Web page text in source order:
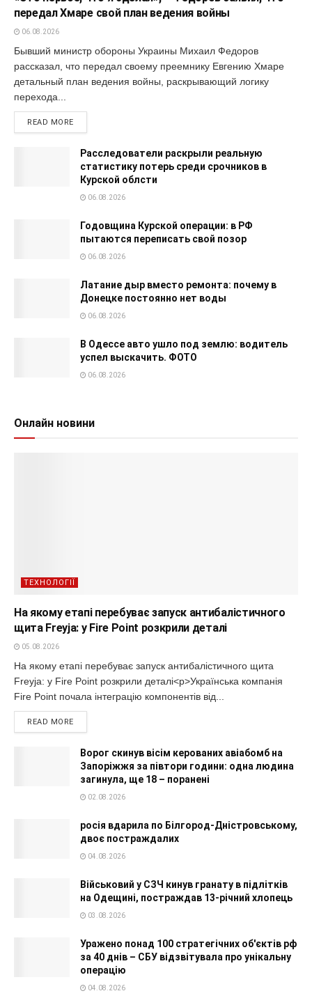
передал Хмаре свой план ведения войны
06.08.2026
Бывший министр обороны Украины Михаил Федоров
рассказал, что передал своему преемнику Евгению Хмаре
детальный план ведения войны, раскрывающий логику
перехода...
READ MORE
Расследователи раскрыли реальную
статистику потерь среди срочников в
Курской облсти
06.08.2026
Годовщина Курской операции: в РФ
пытаются переписать свой позор
06.08.2026
Латание дыр вместо ремонта: почему в
Донецке постоянно нет воды
06.08.2026
В Одессе авто ушло под землю: водитель
успел выскачить. ФОТО
06.08.2026
Онлайн новини
ТЕХНОЛОГІЇ
На якому етапі перебуває запуск антибалістичного
щита Freyja: у Fire Point розкрили деталі
05.08.2026
На якому етапі перебуває запуск антибалістичного щита
Freyja: у Fire Point розкрили деталі<p>Українська компанія
Fire Point почала інтеграцію компонентів від...
READ MORE
Ворог скинув вісім керованих авіабомб на
Запоріжжя за півтори години: одна людина
загинула, ще 18 – поранені
02.08.2026
росія вдарила по Білгород-Дністровському,
двоє постраждалих
04.08.2026
Військовий у СЗЧ кинув гранату в підлітків
на Одещині, постраждав 13-річний хлопець
03.08.2026
Уражено понад 100 стратегічних об'єктів рф
за 40 днів – СБУ відзвітувала про унікальну
операцію
04.08.2026